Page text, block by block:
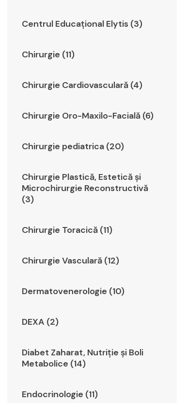
Centrul Educațional Elytis (3)
Chirurgie (11)
Chirurgie Cardiovasculară (4)
Chirurgie Oro-Maxilo-Facială (6)
Chirurgie pediatrica (20)
Chirurgie Plastică, Estetică şi
Microchirurgie Reconstructivă
(3)
Chirurgie Toracică (11)
Chirurgie Vasculară (12)
Dermatovenerologie (10)
DEXA (2)
Diabet Zaharat, Nutriţie şi Boli
Metabolice (14)
Endocrinologie (11)